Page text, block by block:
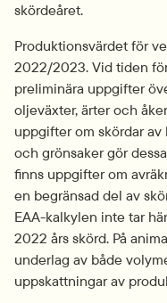
skördeåret.
Produktionsvärdet för
2022/2023. Vid tiden
preliminära uppgifter
oljeväxter, ärter och
uppgifter om skördar
och grönsaker gör
finns uppgifter om
en begränsad del av
EAA-kalkylen inte tar
2022 års skörd. På
underlag av både
uppskattningar av